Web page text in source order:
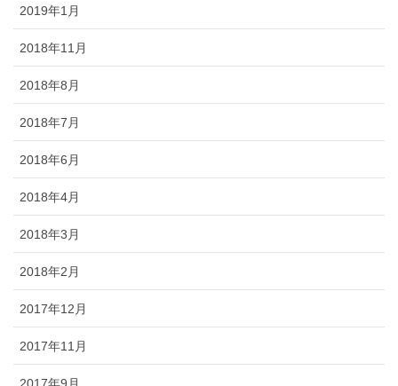
2019年1月
2018年11月
2018年8月
2018年7月
2018年6月
2018年4月
2018年3月
2018年2月
2017年12月
2017年11月